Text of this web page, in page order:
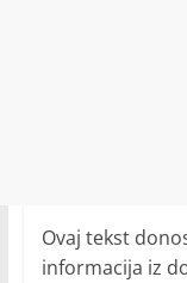
Ovaj tekst
informacija iz